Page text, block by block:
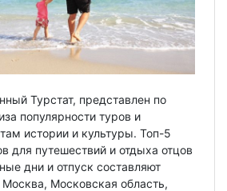
Турстат, представлен по
популярности туров и
истории и культуры. Топ-5
для путешествий и отдыха отцов
дни и отпуск составляют
Московская область,